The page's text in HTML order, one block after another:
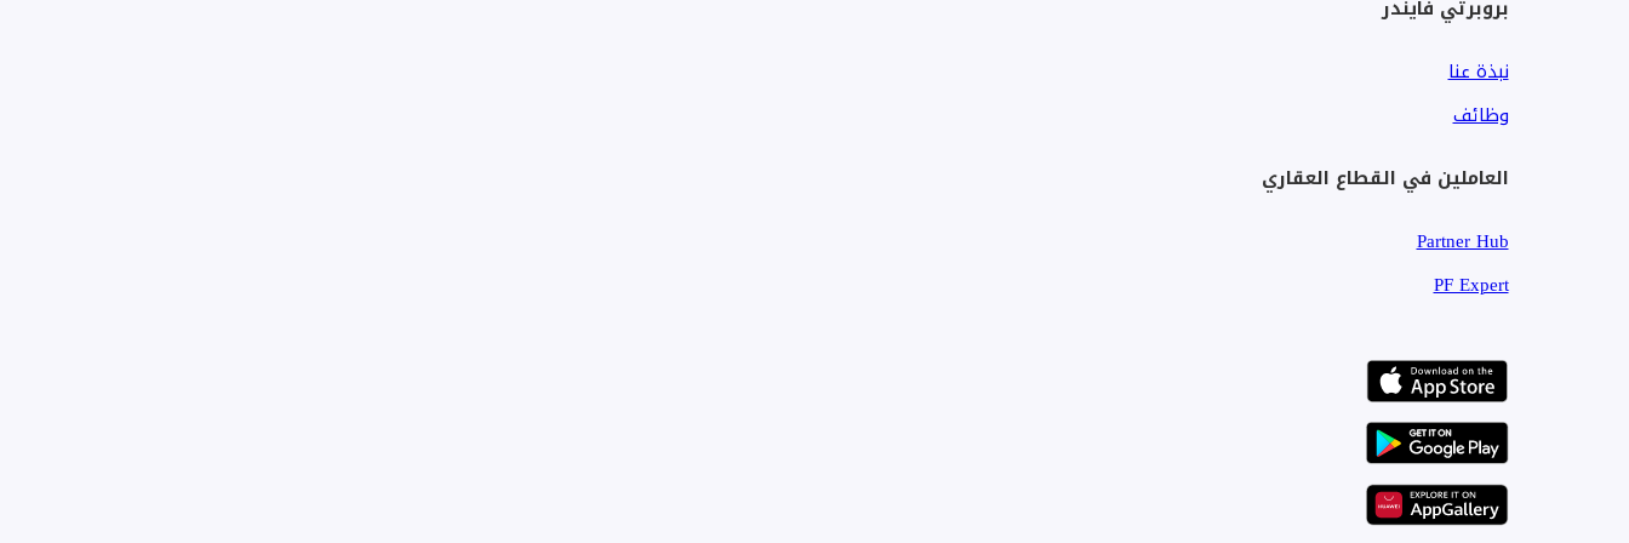
بروبرتي فايندر
نبذة عنا
وظائف
العاملين في القطاع العقاري
Partner Hub
PF Expert